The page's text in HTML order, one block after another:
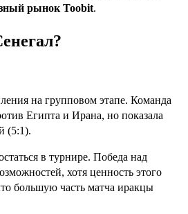
рынок Toobit.
на групповом этапе. Команда
Египта и Ирана, но показала
(5:1).
в турнире. Победа над
хотя ценность этого
большую часть матча иракцы